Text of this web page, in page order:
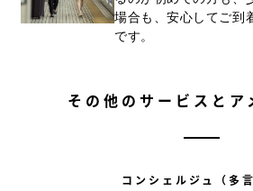
場合も、安心してご到
です。
その他のサービスとア
コンシェルジュ（多